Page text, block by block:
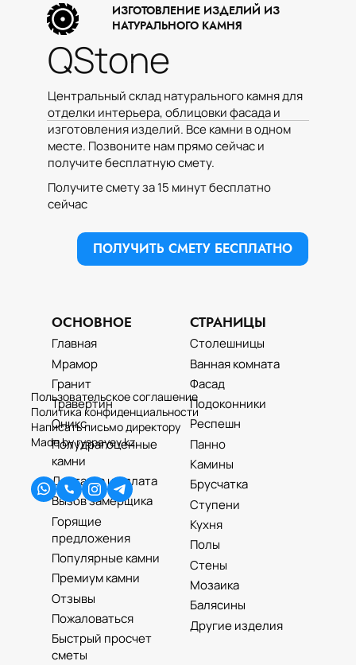
Имя:
Введите Имя и Фамилию
Телефон:
Во сколько нам позвонить?
ОТПРАВИТЬ ЗАЯВКУ
ИЗГОТОВЛЕНИЕ ИЗДЕЛИЙ ИЗ
НАТУРАЛЬНОГО КАМНЯ
QStone
Центральный склад натурального камня для
отделки интерьера, облицовки фасада и
изготовления изделий. Все камни в одном
месте. Позвоните нам прямо сейчас и
получите бесплатную смету.
Получите смету за 15 минут бесплатно
сейчас
ПОЛУЧИТЬ СМЕТУ БЕСПЛАТНО
ОСНОВНОЕ
Главная
Мрамор
Гранит
Травертин
Оникс
Полудрагоценные
камни
Доставка и оплата
Вызов замерщика
Горящие
предложения
Популярные камни
Премиум камни
Отзывы
Пожаловаться
Быстрый просчет
сметы
СТРАНИЦЫ
Столешницы
Ванная комната
Фасад
Подоконники
Респешн
Панно
Камины
Брусчатка
Ступени
Кухня
Полы
Стены
Мозаика
Балясины
Другие изделия
Пользовательское соглашение
Политика конфиденциальности
Написать письмо директору
Made by ryspayev.kz